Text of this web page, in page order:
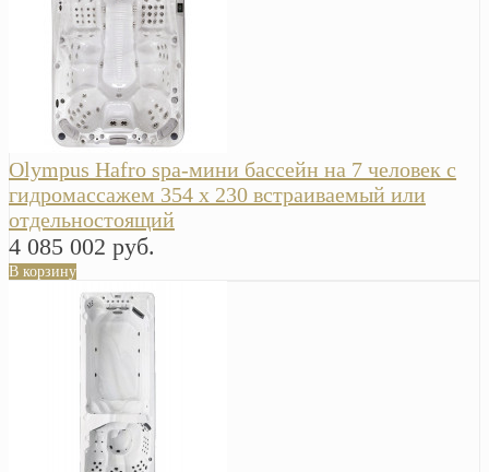
Olympus Hafro spa-мини бассейн на 7 человек с
гидромассажем 354 х 230 встраиваемый или
отдельностоящий
4 085 002 руб.
В корзину